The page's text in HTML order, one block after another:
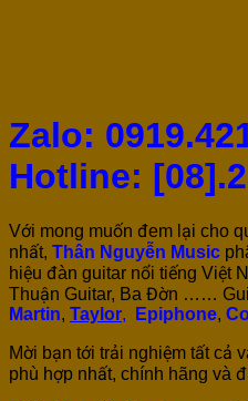
Zalo:
Hotline: [
Với mong muốn đem lại cho
nhất, Thân Nguyễn Music
hiệu đàn guitar nổi tiếng Việt
Thuận Guitar, Ba Đờn ……
Martin, Taylor, Epiphone,
Mời bạn tới trải nghiệm tất cả
phù hợp nhất, chính hãng và